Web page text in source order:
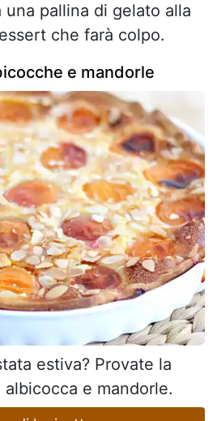
una pallina di gelato alla
che farà colpo.
e mandorle
estiva? Provate la
e mandorle.